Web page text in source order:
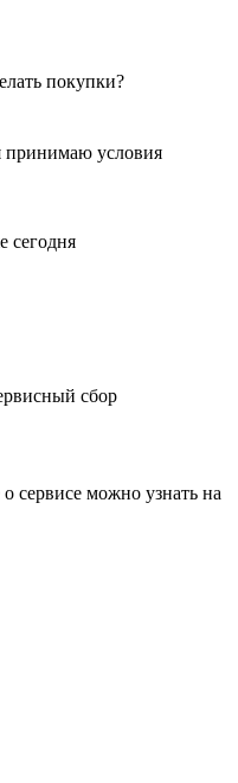
покупки?
принимаю условия
сегодня
сбор
сервисе можно узнать на